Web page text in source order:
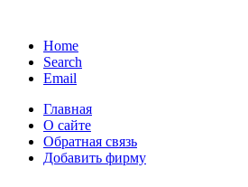
Home
Search
Email
Главная
О сайте
Обратная связь
Добавить фирму